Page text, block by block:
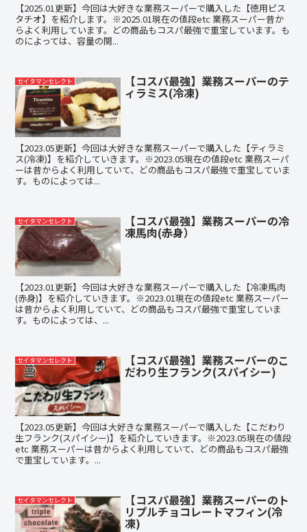
【2025.01更新】今回は大好きな業務スーパーで購入した【徳用ピス
タチオ】を紹介します。※2025.01現在の値段etc 業務スーパー昔か
らよく利用しています。どの商品もコスパ最強で重宝しています。も
のによっては、容量の関...
セイタマンセレクト 【コスパ最強】業務スーパーのテ
ィラミス(冷凍)
【2023.05更新】今回は大好きな業務スーパーで購入した【ティラミ
ス(冷凍)】を紹介していきます。※2023.05現在の値段etc 業務スーパ
ーは昔からよく利用していて、どの商品もコスパ最強で重宝していま
す。ものによっては...
セイタマンセレクト 【コスパ最強】業務スーパーの冷
凍馬肉(赤身）
【2023.01更新】今回は大好きな業務スーパーで購入した【冷凍馬肉
(赤身)】を紹介していきます。※2023.01現在の値段etc 業務スーパー
は昔からよく利用していて、どの商品もコスパ最強で重宝していま
す。ものによっては、...
セイタマンセレクト 【コスパ最強】業務スーパーのこ
だわり生フランク(スパイシー)
【2023.05更新】今回は大好きな業務スーパーで購入した【こだわり
生フランク(スパイシー)】を紹介していきます。※2023.05現在の値段
etc 業務スーパーは昔からよく利用していて、どの商品もコスパ最強
で重宝しています。...
セイタマンセレクト 【コスパ最強】業務スーパーのト
リプルチョコレートマフィン(冷
凍)